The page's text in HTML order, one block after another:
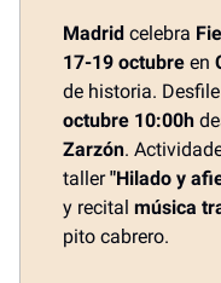
Madrid celebra
17-19 octubre en
de historia. Desfile
octubre 10:00h
Zarzón.
taller"Hilado y
y recital música
pito cabrero.